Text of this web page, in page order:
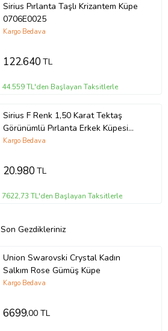
Sirius Pırlanta Taşlı Krizantem Küpe
0706E0025
Kargo Bedava
122.640TL
44.559 TL'den Başlayan Taksitlerle
Sirius F Renk 1,50 Karat Tektaş
Görünümlü Pırlanta Erkek Küpesi
0704E0118
Kargo Bedava
20.980TL
7622,73 TL'den Başlayan Taksitlerle
Son Gezdikleriniz
Union Swarovski Crystal Kadın
Salkım Rose Gümüş Küpe
Kargo Bedava
6699,00 TL